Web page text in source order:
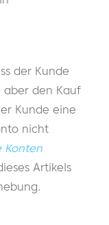
der Kunde
aber den Kauf
Kunde eine
nicht
Konten
Artikels